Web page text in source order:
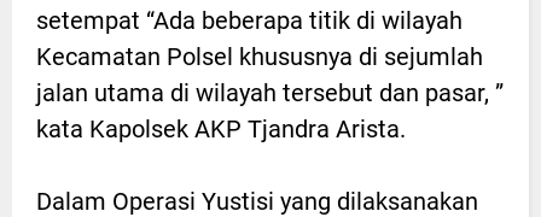
setempat “Ada beberapa titik di wilayah
Kecamatan Polsel khususnya di sejumlah
jalan utama di wilayah tersebut dan pasar, ”
kata Kapolsek AKP Tjandra Arista.
Dalam Operasi Yustisi yang dilaksanakan